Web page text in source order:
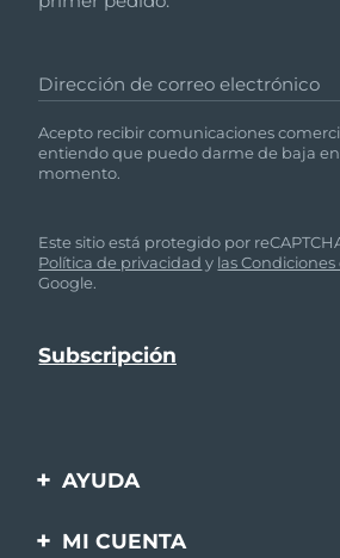
Dirección de correo electrónico
Acepto recibir comunicaciones
entiendo que puedo darme de baja
momento.
Este sitio está protegido por
Política de privacidad y las Condiciones
Google.
AYUDA
Contáctanos
MI CUENTA